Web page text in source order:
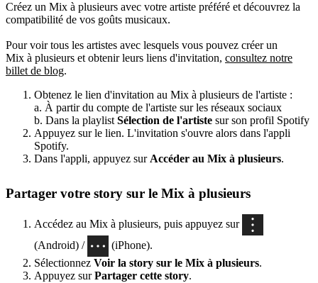
Créez un Mix à plusieurs avec votre artiste préféré et découvrez la
compatibilité de vos goûts musicaux.
Pour voir tous les artistes avec lesquels vous pouvez créer un
Mix à plusieurs et obtenir leurs liens d'invitation, consultez notre
billet de blog.
Obtenez le lien d'invitation au Mix à plusieurs de l'artiste :
a. À partir du compte de l'artiste sur les réseaux sociaux
b. Dans la playlistSélection de l'artiste sur son profil Spotify
Appuyez sur le lien. L'invitation s'ouvre alors dans l'appli
Spotify.
Dans l'appli, appuyez surAccéder au Mix à plusieurs.
Partager votre story sur le Mix à plusieurs
Accédez au Mix à plusieurs, puis appuyez sur
(Android) /
(iPhone).
Sélectionnez Voir la story sur le Mix à plusieurs.
Appuyez surPartager cette story.